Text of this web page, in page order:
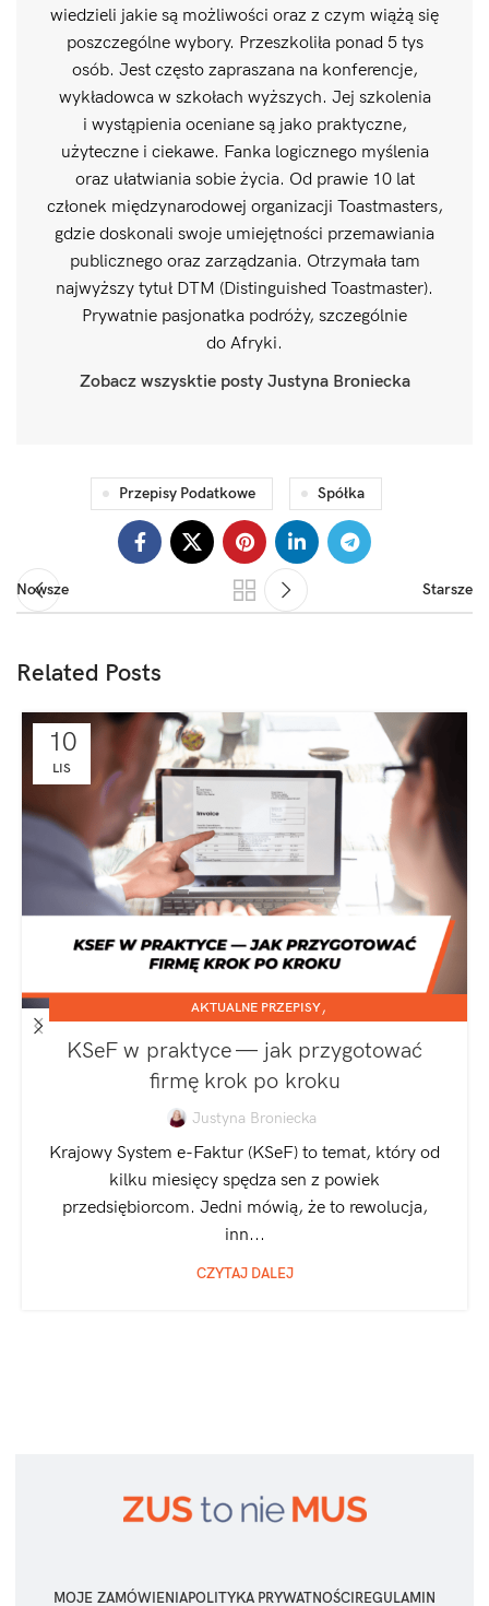
wiedzieli jakie są możliwości oraz z czym wiążą się
poszczególne wybory. Przeszkoliła ponad 5 tys
osób. Jest często zapraszana na konferencje,
wykładowca w szkołach wyższych. Jej szkolenia
i wystąpienia oceniane są jako praktyczne,
użyteczne i ciekawe. Fanka logicznego myślenia
oraz ułatwiania sobie życia. Od prawie 10 lat
członek międzynarodowej organizacji Toastmasters,
gdzie doskonali swoje umiejętności przemawiania
publicznego oraz zarządzania. Otrzymała tam
najwyższy tytuł DTM (Distinguished Toastmaster).
Prywatnie pasjonatka podróży, szczególnie
do Afryki.
Zobacz wszysktie posty Justyna Broniecka
Przepisy Podatkowe Spółka
Nowsze Starsze
Related Posts
10
LIS
AKTUALNE PRZEPISY,
SPÓŁKA Z O.O.
KSeF w praktyce — jak przygotować
firmę krok po kroku
Justyna Broniecka
Krajowy System e-Faktur (KSeF) to temat, który od
kilku miesięcy spędza sen z powiek
przedsiębiorcom. Jedni mówią, że to rewolucja,
inn...
CZYTAJ DALEJ
MOJE ZAMÓWIENIAPOLITYKA PRYWATNOŚCI REGULAMIN